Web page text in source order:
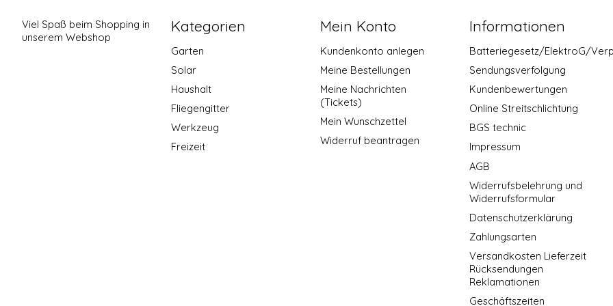
Viel Spaß beim Shopping in
unserem Webshop
Kategorien
Garten
Solar
Haushalt
Fliegengitter
Werkzeug
Freizeit
Mein Konto
Kundenkonto anlegen
Meine Bestellungen
Meine Nachrichten
(Tickets)
Mein Wunschzettel
Widerruf beantragen
Informationen
Batteriegesetz/ElektroG/
Sendungsverfolgung
Kundenbewertungen
Online Streitschlichtung
BGS technic
Impressum
AGB
Widerrufsbelehrung und
Widerrufsformular
Datenschutzerklärung
Zahlungsarten
Versandkosten Lieferzeit
Rücksendungen
Reklamationen
Geschäftszeiten